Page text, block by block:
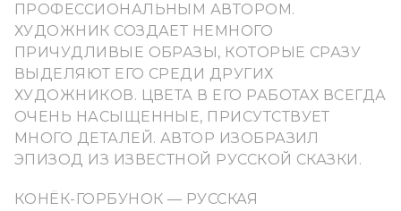
ПРОФЕССИОНАЛЬНЫМ АВТОРОМ.
ХУДОЖНИК СОЗДАЕТ НЕМНОГО
ПРИЧУДЛИВЫЕ ОБРАЗЫ, КОТОРЫЕ СРАЗУ
ВЫДЕЛЯЮТ ЕГО СРЕДИ ДРУГИХ
ХУДОЖНИКОВ. ЦВЕТА В ЕГО РАБОТАХ ВСЕГДА
ОЧЕНЬ НАСЫЩЕННЫЕ, ПРИСУТСТВУЕТ
МНОГО ДЕТАЛЕЙ. АВТОР ИЗОБРАЗИЛ
ЭПИЗОД ИЗ ИЗВЕСТНОЙ РУССКОЙ СКАЗКИ.
КОНЁК-ГОРБУНОК — РУССКАЯ